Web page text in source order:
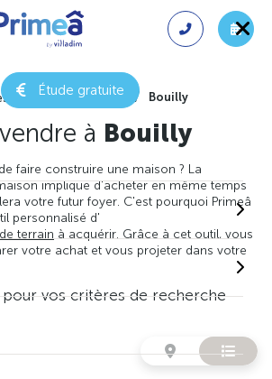
Étude gratuite
de terrain Aube Bouilly
à Bouilly
faire construire une maison ? La
implique d'acheter en même temps
votre futur foyer. C'est pourquoi Primeâ
personnalisé d'
terrain à acquérir. Grâce à cet outil, vous
votre achat et vous projeter dans votre
vos critères de recherche